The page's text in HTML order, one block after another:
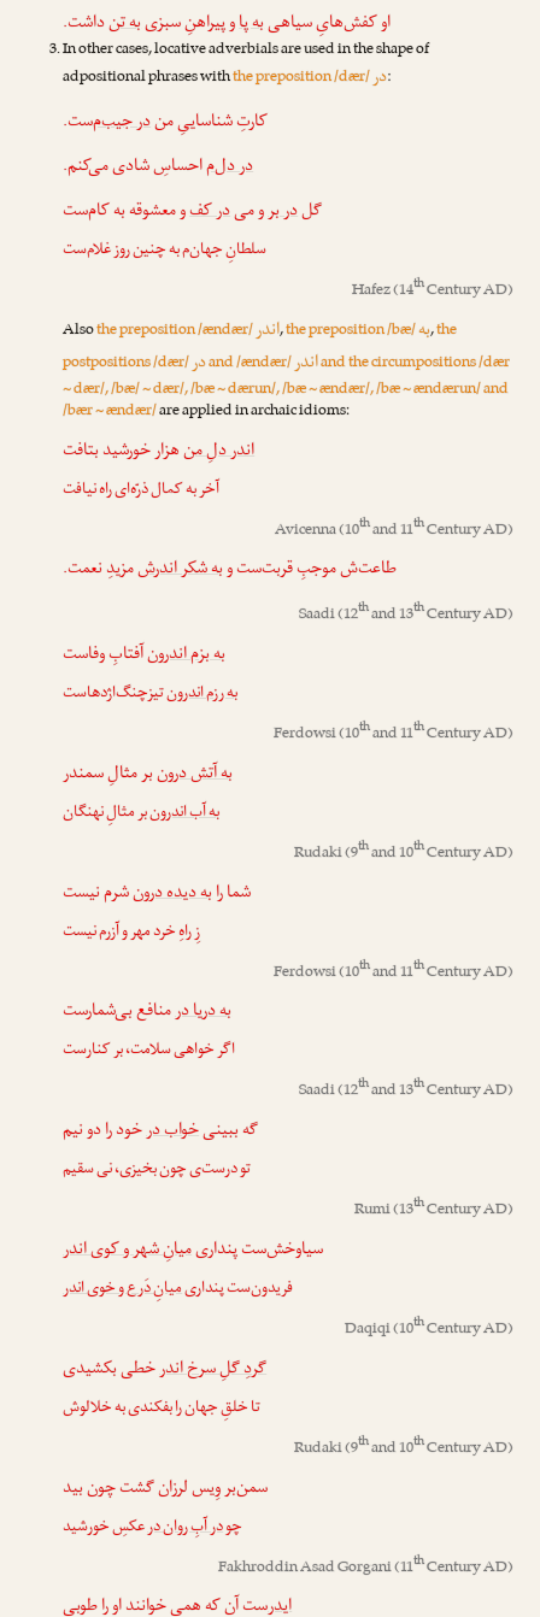
او کفش‌هایِ سیاهیبه پاو پیراهنِ سبزیبه تنداشت.
In other cases, locative adverbials are used in the shape of
adpositional phrases withthe preposition /dær/در:
کارتِ شناساییِ مندر جیب‌م‌ست.
در دل‌ماحساسِ شادی می‌کنم.
گلدر برو میدر کفو معشوقه به کام‌ست
سلطانِ جهان‌م به چنین روز غلام‌ست
Hafez(14thCentury AD)
Alsothe preposition /ændær/اندر,the preposition /bæ/به,the
postpositions /dær/درand /ændær/اندرand the circumpositions /dær
~ dær/, /bæ/ ~ dær/, /bæ ~ dærun/, /bæ ~ ændær/, /bæ ~ ændærun/ and
/bær ~ ændær/are applied in archaic idioms:
اندر دلِ منهزار خورشید بتافت
آخر به کمال ذرّه‌ای راه نیافت
Avicenna(10thand 11thCentury AD)
طاعت‌ش موجبِ قربت‌ست وبه شکر اندرشمزیدِ نعمت.
Saadi(12thand 13thCentury AD)
به بزم اندرونآفتابِ وفاست
به رزم اندرونتیزچنگ‌اژدهاست
Ferdowsi(10thand 11thCentury AD)
به آتش درونبر مثالِ سمندر
به آب اندرونبر مثالِ نهنگان
Rudaki(9thand 10thCentury AD)
شما رابه دیده درونشرم نیست
زِ راهِ خرد مهر و آزرم نیست
Ferdowsi(10thand 11thCentury AD)
به دریا درمنافع بی‌شمارست
اگر خواهی سلامت، بر کنارست
Saadi(12thand 13thCentury AD)
گه ببینیخواب درخود را دو نیم
تو درست‌ی چون بخیزی، نی سقیم
Rumi(13thCentury AD)
سیاوخش‌ست پنداریمیانِ شهر و کوی اندر
فریدون‌ست پنداریمیانِ دَرع و خوی اندر
Daqiqi(10thCentury AD)
گردِ گلِ سرخ اندرخطی بکشیدی
تا خلقِ جهان را بفکندی به خلالوش
Rudaki(9thand 10thCentury AD)
سمن‌بر وِیس لرزان گشت چون بید
چودر آبِ ر‌وان درعکسِ خورشید
Fakhroddin Asad Gorgani(11thCentury AD)
ایدر‌ست آن که همی خوانند او را طوبی